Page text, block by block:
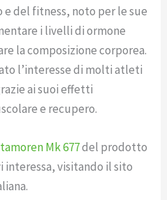
del fitness, noto per le sue
i livelli di ormone
la composizione corporea.
l’interesse di molti atleti
ai suoi effetti
e recupero.
Mk 677del prodotto
interessa, visitando il sito